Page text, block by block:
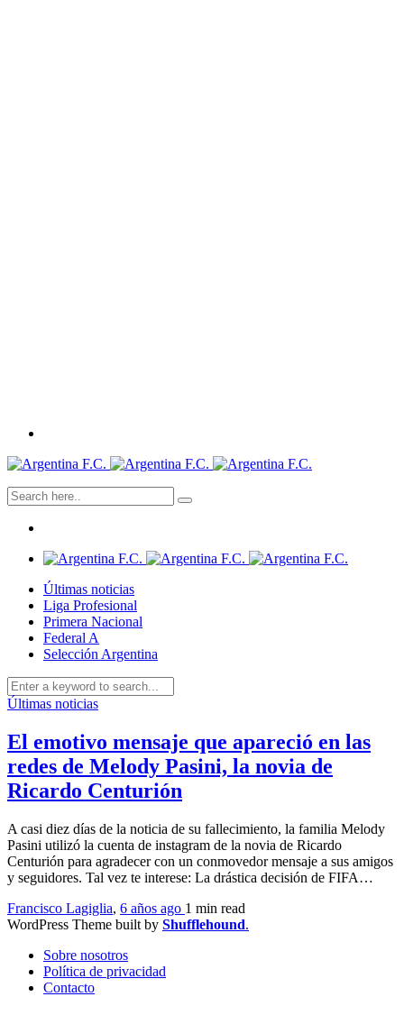
Últimas noticias
Liga Profesional
Primera Nacional
Federal A
Selección Argentina
Últimas noticias
El emotivo mensaje que apareció en las
redes de Melody Pasini, la novia de
Ricardo Centurión
A casi diez días de la noticia de su fallecimiento, la familia Melody
Pasini utilizó la cuenta de instagram de la novia de Ricardo
Centurión para agradecer con un conmovedor mensaje a sus amigos
y seguidores. Tal vez te interese: La drástica decisión de FIFA…
Francisco Lagiglia, 6 años ago 1 min read
WordPress Theme built by Shufflehound.
Sobre nosotros
Política de privacidad
Contacto